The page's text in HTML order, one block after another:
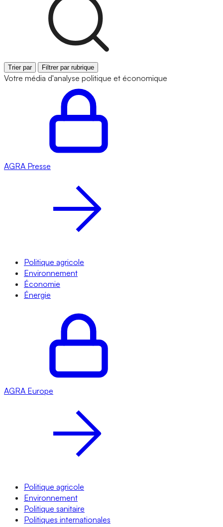
Trier par Filtrer par rubrique
Votre média d'analyse politique et économique
AGRA Presse
Politique agricole
Environnement
Économie
Énergie
AGRA Europe
Politique agricole
Environnement
Politique sanitaire
Politiques internationales